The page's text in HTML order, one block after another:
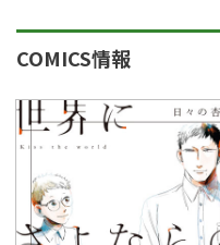
COMICS情報